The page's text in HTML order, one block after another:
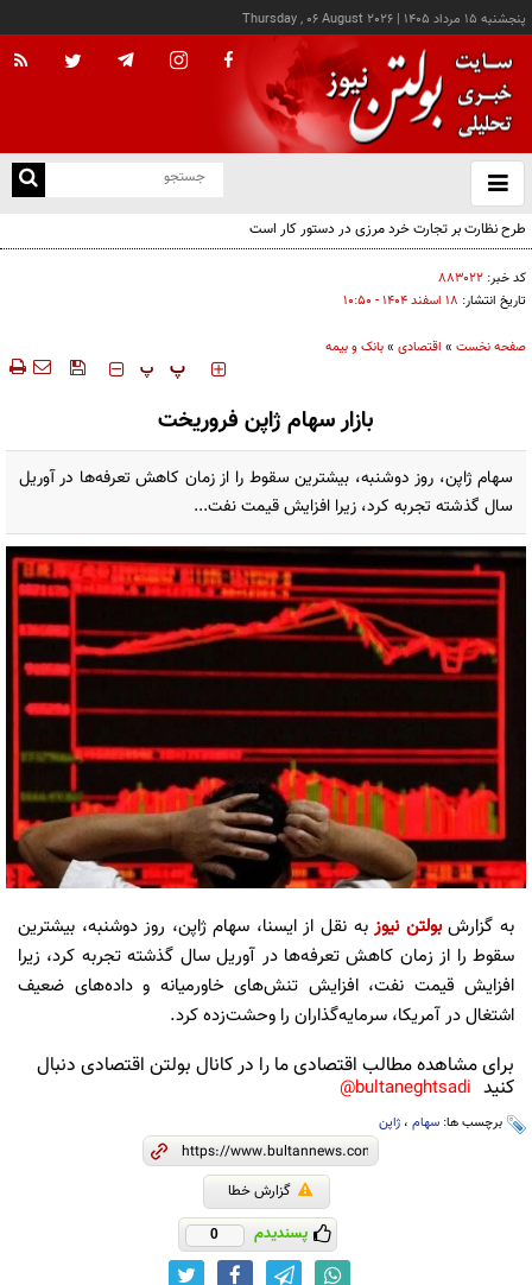
پنجشنبه ۱۵ مرداد ۱۴۰۵ |
Thursday , 06 August 2026
باز
و
طرح نظارت بر تجارت خرد مرزی در دستور کار است
کد خبر: ۸۸۳۰۲۲
تاریخ انتشار: ۱۸ اسفند ۱۴۰۴ - ۱۰:۵۰
صفحه نخست » اقتصادی »بانک و بیمه
‍‍‍ پ پ
بازار سهام ژاپن فروریخت
سهام ژاپن، روز دوشنبه، بیشترین سقوط را از زمان کاهش تعرفه‌ها در آوریل
سال گذشته تجربه کرد، زیرا افزایش قیمت نفت...
به گزارشبولتن نیوزبه نقل از ایسنا، سهام ژاپن، روز دوشنبه، بیشترین
سقوط را از زمان کاهش تعرفه‌ها در آوریل سال گذشته تجربه کرد، زیرا
افزایش قیمت نفت، افزایش تنش‌های خاورمیانه و داده‌های ضعیف
اشتغال در آمریکا، سرمایه‌گذاران را وحشت‌زده کرد.
برای مشاهده مطالب اقتصادی ما را در کانال بولتن اقتصادی دنبال
کنید bultaneghtsadi@
برچسب ها: سهام ، ژاپن
گزارش خطا
پسندیدم 0